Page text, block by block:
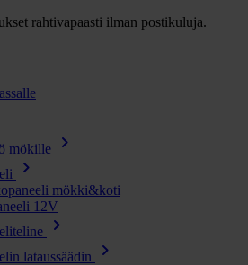
rahtivapaasti ilman postikuluja.
mökille
chevron_right
chevron_right
mökki&koti
12V
chevron_right
lataussäädin chevron_right